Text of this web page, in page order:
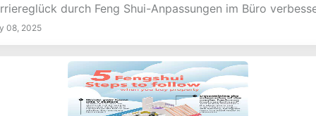
durch Feng Shui-Anpassungen im Büro
08, 2025